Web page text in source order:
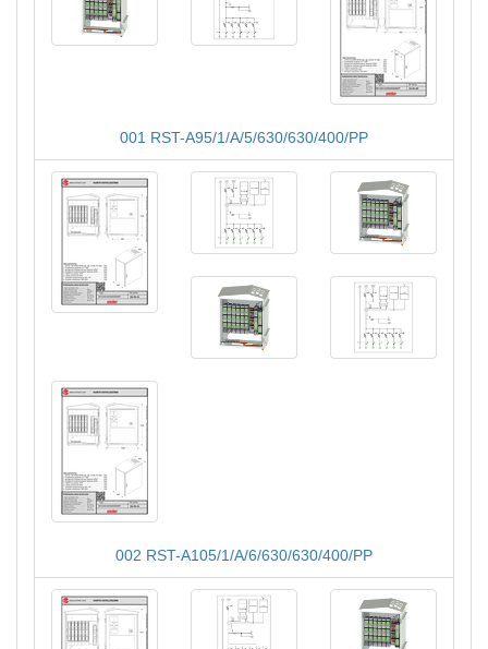
001 RST-A95/1/A/5/630/630/400/PP
002 RST-A105/1/A/6/630/630/400/PP